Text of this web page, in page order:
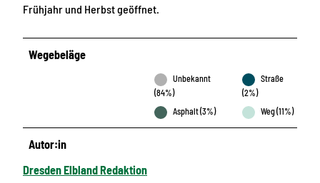
Frühjahr und Herbst geöffnet.
Wegebeläge
Unbekannt
(84%)
Straße
(2%)
Asphalt (3%)
Weg (11%)
Autor:in
Dresden Elbland Redaktion